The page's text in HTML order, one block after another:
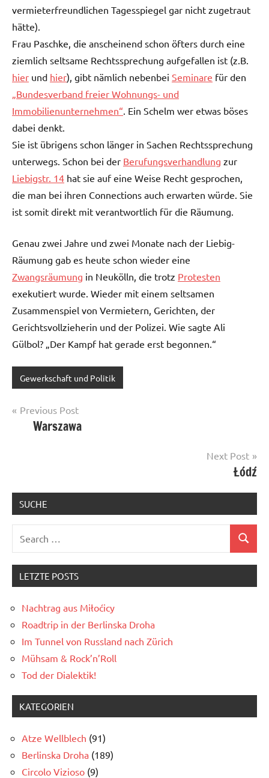
vermieterfreundlichen Tagesspiegel gar nicht zugetraut
hätte).
Frau Paschke, die anscheinend schon öfters durch eine
ziemlich seltsame Rechtssprechung aufgefallen ist (z.B.
hier und hier), gibt nämlich nebenbei Seminare für den
„Bundesverband freier Wohnungs- und
Immobilienunternehmen“. Ein Schelm wer etwas böses
dabei denkt.
Sie ist übrigens schon länger in Sachen Rechtssprechung
unterwegs. Schon bei der Berufungsverhandlung zur
Liebigstr. 14 hat sie auf eine Weise Recht gesprochen,
die man bei ihren Connections auch erwarten würde. Sie
ist somit direkt mit verantwortlich für die Räumung.
Genau zwei Jahre und zwei Monate nach der Liebig-
Räumung gab es heute schon wieder eine
Zwangsräumung in Neukölln, die trotz Protesten
exekutiert wurde. Wieder mit einem seltsamen
Zusammenspiel von Vermietern, Gerichten, der
Gerichtsvollzieherin und der Polizei. Wie sagte Ali
Gülbol? „Der Kampf hat gerade erst begonnen.“
Gewerkschaft und Politik
Post
navigation
Previous Post
Warszawa
Next Post
Łódź
SUCHE
Search
LETZTE POSTS
Nachtrag aus Miłoćicy
Roadtrip in der Berlinska Droha
Im Tunnel von Russland nach Zürich
Mühsam & Rock’n’Roll
Tod der Dialektik!
KATEGORIEN
Atze Wellblech (91)
Berlinska Droha (189)
Circolo Vizioso (9)